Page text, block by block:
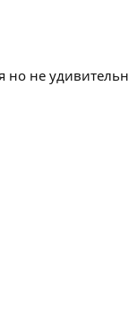
но не